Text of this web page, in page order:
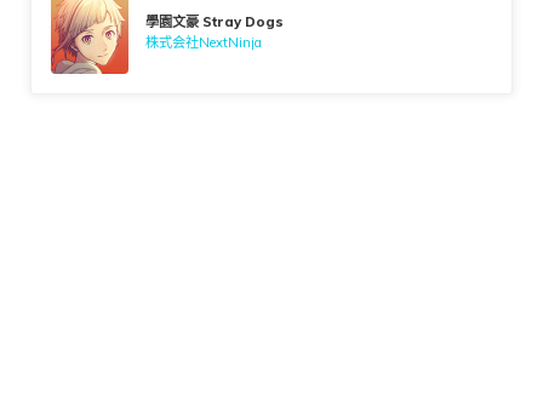
學園文豪 Stray Dogs
株式会社NextNinja